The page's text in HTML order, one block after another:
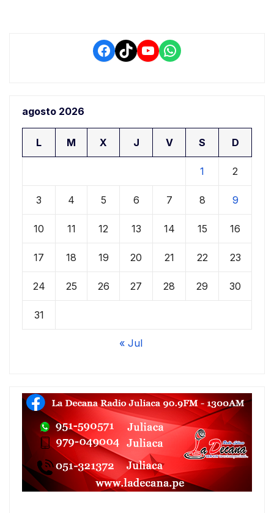
Facebook
TikTokYouTube
WhatsApp
agosto 2026
L M X J V S D
1 2
3 4 5 6 7 8 9
10 11 12 13 14 15 16
17 18 19 20 21 22 23
24 25 26 27 28 29 30
31
« Jul